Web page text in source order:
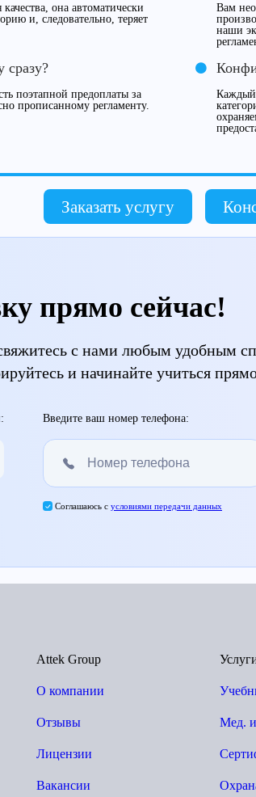
она автоматически
и, следовательно, теряет
Вам
наши
поэтапной предоплаты за
прописанному регламенту.
Каждый
Заказать услугу
прямо сейчас!
с нами любым удобным
и начинайте учиться
Введите ваш номер телефона:
Соглашаюсь с условиями передачи данных
Attek Group
О компании
Отзывы
Лицензии
Вакансии
Мед.